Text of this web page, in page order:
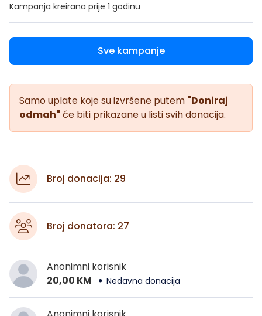
Kampanja kreirana prije 1 godinu
Sve kampanje
Samo uplate koje su izvršene putem "Doniraj
odmah" će biti prikazane u listi svih donacija.
Broj donacija: 29
Broj donatora: 27
Anonimni korisnik
20,00 KM
Nedavna donacija